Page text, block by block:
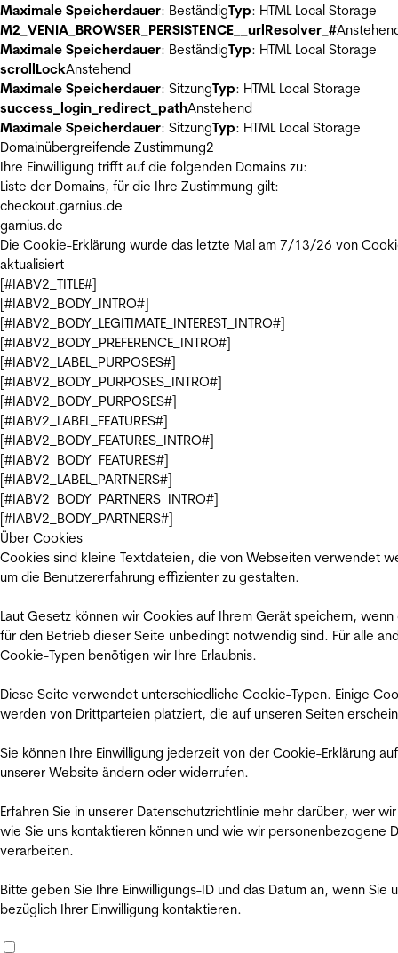
Maximale Speicherdauer: BeständigTyp: HTML Local Storage
M2_VENIA_BROWSER_PERSISTENCE__urlResolver_#
Maximale Speicherdauer: BeständigTyp: HTML Local Storage
scrollLockAnstehend
Maximale Speicherdauer: SitzungTyp: HTML Local Storage
success_login_redirect_pathAnstehend
Maximale Speicherdauer: SitzungTyp: HTML Local Storage
Domainübergreifende Zustimmung2
Ihre Einwilligung trifft auf die folgenden Domains zu:
Liste der Domains, für die Ihre Zustimmung gilt:
checkout.garnius.de
garnius.de
Die Cookie-Erklärung wurde das letzte Mal am 7/13/26 von
aktualisiert
[#IABV2_TITLE#]
[#IABV2_BODY_INTRO#]
[#IABV2_BODY_LEGITIMATE_INTEREST_INTRO#]
[#IABV2_BODY_PREFERENCE_INTRO#]
[#IABV2_LABEL_PURPOSES#]
[#IABV2_BODY_PURPOSES_INTRO#]
[#IABV2_BODY_PURPOSES#]
[#IABV2_LABEL_FEATURES#]
[#IABV2_BODY_FEATURES_INTRO#]
[#IABV2_BODY_FEATURES#]
[#IABV2_LABEL_PARTNERS#]
[#IABV2_BODY_PARTNERS_INTRO#]
[#IABV2_BODY_PARTNERS#]
Über Cookies
Cookies sind kleine Textdateien, die von Webseiten verwendet
um die Benutzererfahrung effizienter zu gestalten.
Laut Gesetz können wir Cookies auf Ihrem Gerät speichern, wenn
für den Betrieb dieser Seite unbedingt notwendig sind. Für alle
Cookie-Typen benötigen wir Ihre Erlaubnis.
Diese Seite verwendet unterschiedliche Cookie-Typen. Einige
werden von Drittparteien platziert, die auf unseren Seiten
Sie können Ihre Einwilligung jederzeit von der Cookie-Erklärung auf
unserer Website ändern oder widerrufen.
Erfahren Sie in unserer Datenschutzrichtlinie mehr darüber, wer
wie Sie uns kontaktieren können und wie wir personenbezogene
verarbeiten.
Bitte geben Sie Ihre Einwilligungs-ID und das Datum an, wenn Sie
bezüglich Ihrer Einwilligung kontaktieren.